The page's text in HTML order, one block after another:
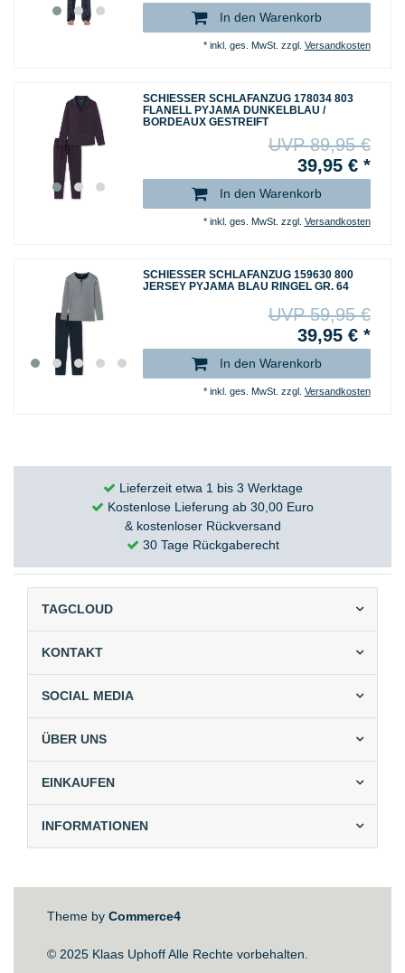
In den Warenkorb
* inkl. ges. MwSt. zzgl. Versandkosten
SCHIESSER SCHLAFANZUG 178034 803
FLANELL PYJAMA DUNKELBLAU /
BORDEAUX GESTREIFT
UVP 89,95 €
39,95 € *
In den Warenkorb
* inkl. ges. MwSt. zzgl. Versandkosten
SCHIESSER SCHLAFANZUG 159630 800
JERSEY PYJAMA BLAU RINGEL GR. 64
UVP 59,95 €
39,95 € *
In den Warenkorb
* inkl. ges. MwSt. zzgl. Versandkosten
Lieferzeit etwa 1 bis 3 Werktage
Kostenlose Lieferung ab 30,00 Euro
& kostenloser Rückversand
30 Tage Rückgaberecht
TAGCLOUD
KONTAKT
SOCIAL MEDIA
ÜBER UNS
EINKAUFEN
INFORMATIONEN
Theme by Commerce4
© 2025 Klaas Uphoff Alle Rechte vorbehalten.